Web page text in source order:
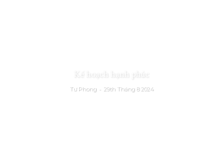
Kế hoạch hạnh phúc
Tư Phong - 29th Tháng 8 2024